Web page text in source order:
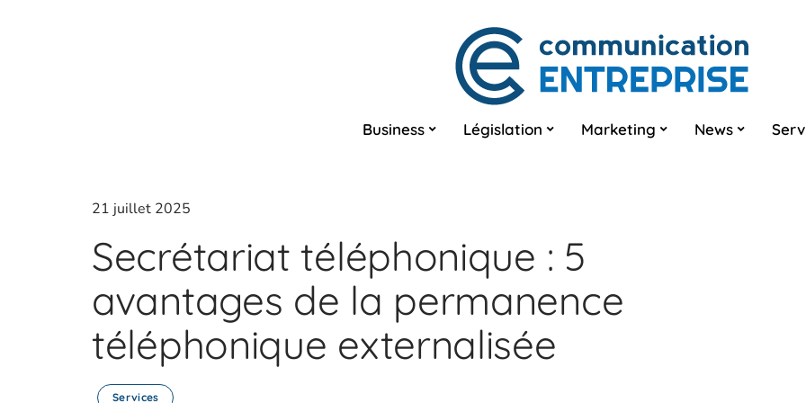
Business Législation Marketing News
21 juillet 2025
Secrétariat téléphonique : 5
avantages de la permanence
téléphonique externalisée
Services